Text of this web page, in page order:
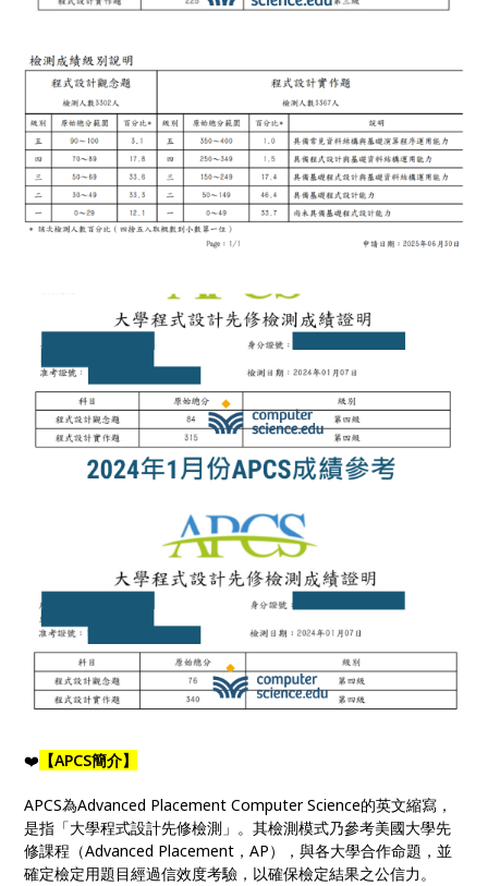
❤️ 【APCS簡介】
APCS為Advanced Placement Computer Science的英文縮寫，
是指「大學程式設計先修檢測」。其檢測模式乃參考美國大學先
修課程（Advanced Placement，AP），與各大學合作命題，並
確定檢定用題目經過信效度考驗，以確保檢定結果之公信力。